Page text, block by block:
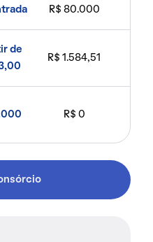
R$ 80.000
de
R$ 1.584,51
R$ 0